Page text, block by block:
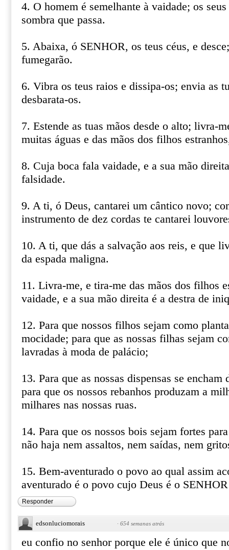
4. O homem é semelhante à vaidade; os
sombra que passa.
5. Abaixa, ó SENHOR, os teus céus, e
fumegarão.
6. Vibra os teus raios e dissipa-os; envia as
desbarata-os.
7. Estende as tuas mãos desde o alto; livra-
muitas águas e das mãos dos filhos
8. Cuja boca fala vaidade, e a sua mão
falsidade.
9. A ti, ó Deus, cantarei um cântico novo;
instrumento de dez cordas te cantarei
10. A ti, que dás a salvação aos reis, e que
da espada maligna.
11. Livra-me, e tira-me das mãos dos filhos
vaidade, e a sua mão direita é a destra de
12. Para que nossos filhos sejam como
mocidade; para que as nossas filhas sejam
lavradas à moda de palácio;
13. Para que as nossas dispensas se
para que os nossos rebanhos produzam a
milhares nas nossas ruas.
14. Para que os nossos bois sejam fortes
não haja nem assaltos, nem saídas, nem
15. Bem-aventurado o povo ao qual assim
aventurado é o povo cujo Deus é o SENHOR
Responder
edsonluciomorais · 654 semanas atrás
eu confio no senhor porque ele é único que